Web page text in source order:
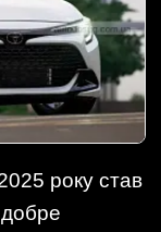
року став